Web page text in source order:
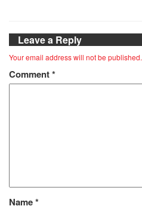
Leave a Reply
Your email address will not be published.
Comment*
Name*